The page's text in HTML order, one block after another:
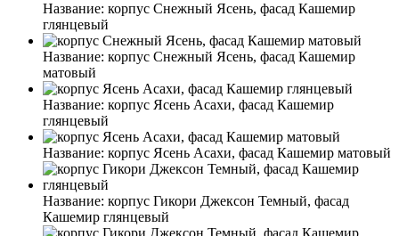
Название: корпус Снежный Ясень, фасад Кашемир
глянцевый
Название: корпус Снежный Ясень, фасад Кашемир
матовый
Название: корпус Ясень Асахи, фасад Кашемир
глянцевый
Название: корпус Ясень Асахи, фасад Кашемир матовый
Название: корпус Гикори Джексон Темный, фасад
Кашемир глянцевый